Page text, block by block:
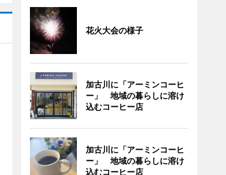
花火大会の様子
加古川に「アーミンコーヒ
ー」 地域の暮らしに溶け
込むコーヒー店
加古川に「アーミンコーヒ
ー」 地域の暮らしに溶け
込むコーヒー店